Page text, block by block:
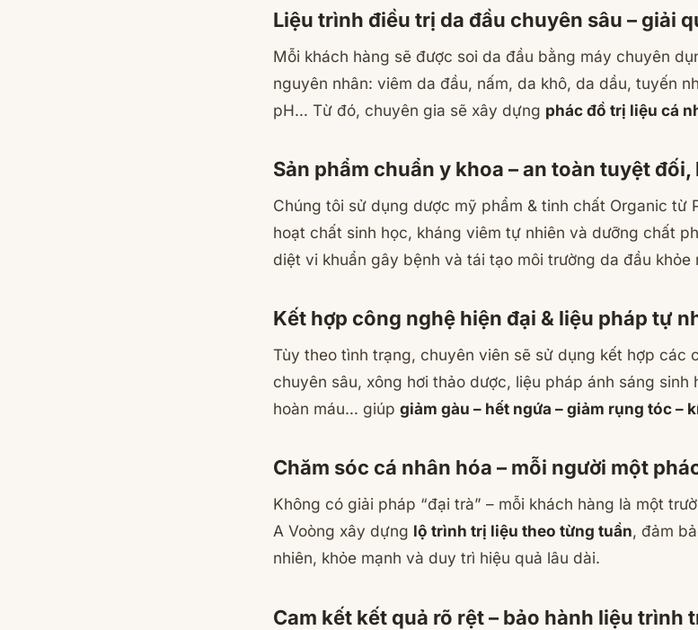
Liệu trình điều trị da đầu chuyên sâu – giải
Mỗi khách hàng sẽ được soi da đầu bằng máy chuyên
nguyên nhân: viêm da đầu, nấm, da khô, da dầu, tuyến
pH… Từ đó, chuyên gia sẽ xây dựng phác đồ trị liệu cá
Sản phẩm chuẩn y khoa – an toàn tuyệt
Chúng tôi sử dụng dược mỹ phẩm & tinh chất Organic từ
hoạt chất sinh học, kháng viêm tự nhiên và dưỡng chất
diệt vi khuẩn gây bệnh và tái tạo môi trường da đầu khỏe
Kết hợp công nghệ hiện đại & liệu pháp tự
Tùy theo tình trạng, chuyên viên sẽ sử dụng kết hợp các
chuyên sâu, xông hơi thảo dược, liệu pháp ánh sáng sinh
hoàn máu… giúp giảm gàu – hết ngứa – giảm rụng tóc –
Chăm sóc cá nhân hóa – mỗi người một
Không có giải pháp “đại trà” – mỗi khách hàng là một
A Voòng xây dựng lộ trình trị liệu theo từng tuần, đảm
nhiên, khỏe mạnh và duy trì hiệu quả lâu dài.
Cam kết kết quả rõ rệt – bảo hành liệu trình